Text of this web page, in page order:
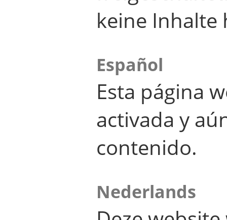
keine Inhalte
Español
Esta página
activada y
contenido.
Nederlands